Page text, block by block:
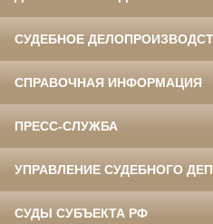
СУДЕБНОЕ
СПРАВОЧНАЯ ИНФОРМАЦИЯ
ПРЕСС-СЛУЖБА
УПРАВЛЕНИЕ СУДЕБНОГО
СУДЫ СУБЪЕКТА РФ